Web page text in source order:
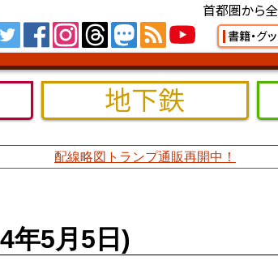
首都圏から
書籍・グ
Tw FB IG TH MS RSS
地下鉄
配線略図トランプ通販再開中！
年5月5日)